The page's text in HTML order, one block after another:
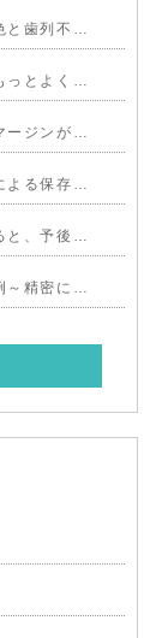
と歯列不…
っとよく…
ージンが…
よる保存…
と、予後…
～精密に…